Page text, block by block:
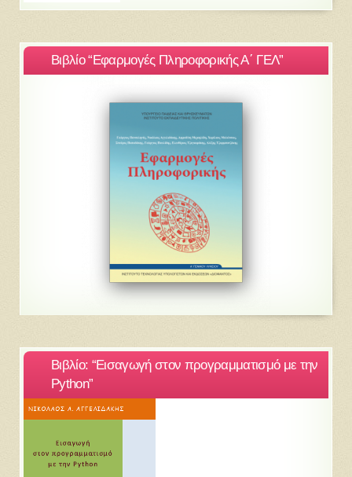
Βιβλίο “Εφαρμογές Πληροφορικής Α΄ ΓΕΛ”
Βιβλίο: “Εισαγωγή στον προγραμματισμό με την
Python”